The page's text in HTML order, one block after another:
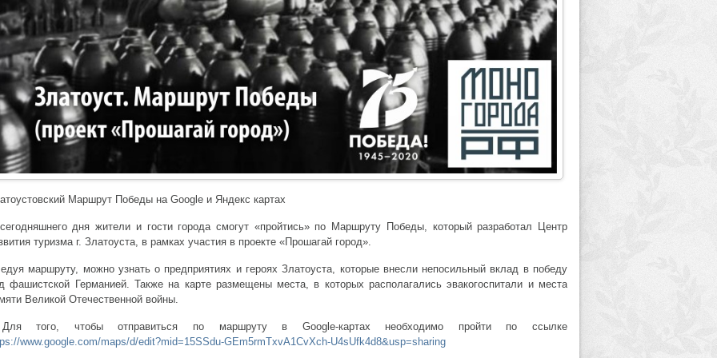
Маршрут Победы на Google и Яндекс картах
дня жители и гости города смогут «пройтись» по Маршруту Победы, который разработал Центр
туризма г. Златоуста, в рамках участия в проекте «Прошагай город».
маршруту, можно узнать о предприятиях и героях Златоуста, которые внесли непосильный вклад в победу
фашистской Германией. Также на карте размещены места, в которых располагались эвакогоспитали и места
Великой Отечественной войны.
того, чтобы отправиться по маршруту в Google-картах необходимо пройти по ссылке
www.google.com/maps/d/edit?mid=15SSdu-GEm5rmTxvA1CvXch-U4sUfk4d8&usp=sharing